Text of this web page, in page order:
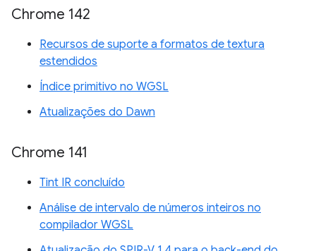
Chrome 142
Recursos de suporte a formatos de textura
estendidos
Índice primitivo no WGSL
Atualizações do Dawn
Chrome 141
Tint IR concluído
Análise de intervalo de números inteiros no
compilador WGSL